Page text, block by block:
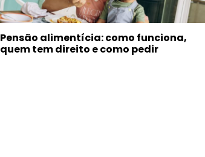
Pensão alimentícia: como funciona,
quem tem direito e como pedir